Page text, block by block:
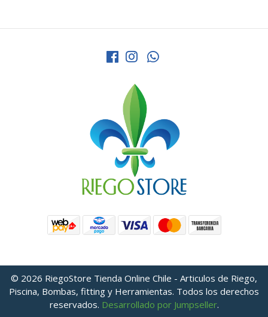
© 2026 RiegoStore Tienda Online Chile - Articulos de Riego,
Piscina, Bombas, fitting y Herramientas. Todos los derechos
reservados. Desarrollado por Jumpseller.